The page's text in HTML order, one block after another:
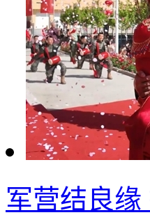
军营结良